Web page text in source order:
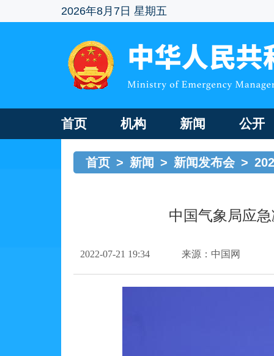
2026年8月7日 星期五
首页 机构 新闻 公开
首页 > 新闻 > 新闻发布会 >
中国气象局应
2022-07-21 19:34 来源：中国网